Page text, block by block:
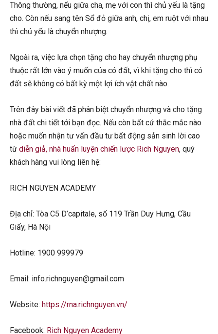
Thông thường, nếu giữa cha, mẹ với con thì chủ yếu là tặng
cho. Còn nếu sang tên Sổ đỏ giữa anh, chị, em ruột với nhau
thì chủ yếu là chuyển nhượng.
Ngoài ra, việc lựa chọn tặng cho hay chuyển nhượng phụ
thuộc rất lớn vào ý muốn của có đất, vì khi tặng cho thì có
đất sẽ không có bất kỳ một lợi ích vật chất nào.
Trên đây bài viết đã phân biệt chuyển nhượng và cho tặng
nhà đất chi tiết tới bạn đọc. Nếu còn bất cứ thắc mắc nào
hoặc muốn nhận tư vấn đầu tư bất động sản sinh lời cao
từ diễn giả, nhà huấn luyện chiến lược Rich Nguyen, quý
khách hàng vui lòng liên hệ:
RICH NGUYEN ACADEMY
Địa chỉ: Tòa C5 D’capitale, số 119 Trần Duy Hưng, Cầu
Giấy, Hà Nội
Hotline: 1900 999979
Email: info.richnguyen@gmail.com
Website: https://rna.richnguyen.vn/
Facebook: Rich Nguyen Academy